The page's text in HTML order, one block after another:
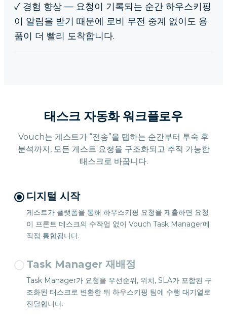
✓ 경험 향상 — 요청이 기록되는 순간 하우스키핑
이 알림을 받기 때문에 로비 무전 중계 없이도 용
품이 더 빨리 도착합니다.
태스크 자동화 워크플로우
Vouch는 게스트가 “전송”을 탭하는 순간부터 투숙 후
분석까지, 모든 게스트 요청을 구조화되고 추적 가능한
태스크로 바꿉니다.
디지털 시작
게스트가 플랫폼을 통해 하우스키핑 요청을 제출하면 요청
이 프론트 데스크의 수작업 없이 Vouch Task Manager에
직접 통합됩니다.
Task Manager 재배정
Task Manager가 요청을 우선순위, 위치, SLA가 포함된 구
조화된 태스크로 변환한 뒤 하우스키핑 팀에 수행 대기열로
전달합니다.